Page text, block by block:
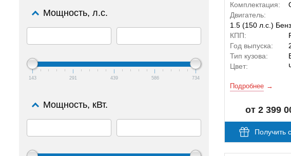
Мощность, л.с.
143 291 439 586 734
Мощность, кВт.
Комплектация:
Двигатель:
1.5 (150 л.с.)
КПП:
Год выпуска:
Тип кузова:
Цвет:
Подробнее
от 2 399
Получить